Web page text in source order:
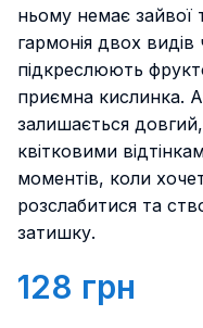
ньому немає зайвої
гармонія двох
підкреслюють
приємна кислинка.
залишається
квітковими
моментів, коли
розслабитися та
затишку.
128 грн